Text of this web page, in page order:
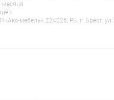
месяца
мебель», 224026, РБ, г. Брест,